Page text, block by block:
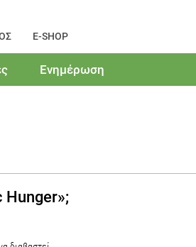
E-SHOP
Ενημέρωση
Hunger»;